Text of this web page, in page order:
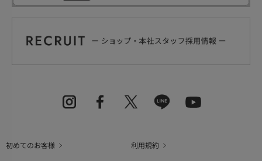
初めてのお客様 利用規約